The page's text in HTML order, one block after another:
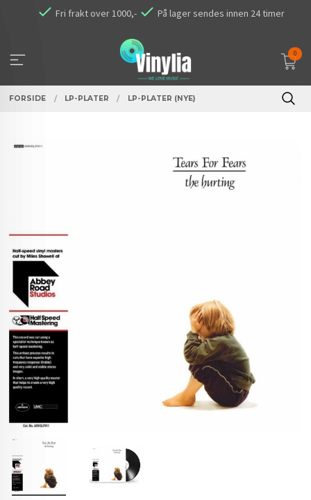
Fri frakt over 1000,- På lager sendes innen 24 timer
0
FORSIDE LP-PLATER LP-PLATER (NYE)